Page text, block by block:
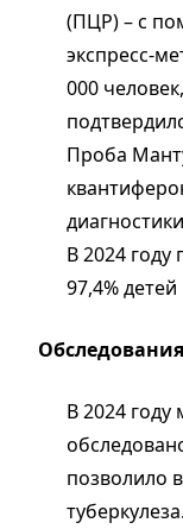
(ПЦР) – с
экспресс-
000
Проба
В 2024
97,4%
В 2024
позволило
туберкулеза.